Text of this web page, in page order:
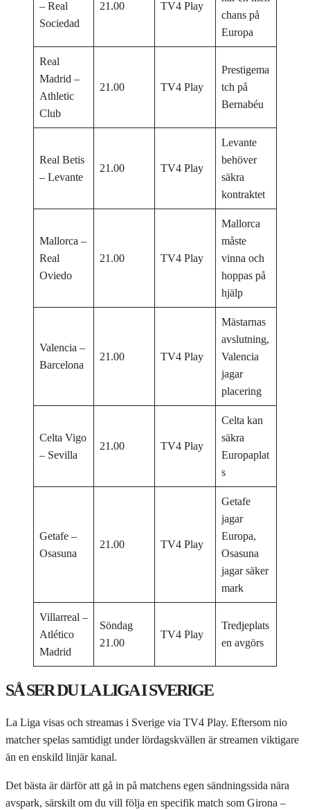
– Real
Sociedad
21.00 TV4 Play
chans på
Europa
Real
Madrid –
Athletic
Club
21.00 TV4 Play
Prestigema
tch på
Bernabéu
Real Betis
– Levante
21.00 TV4 Play
Levante
behöver
säkra
kontraktet
Mallorca –
Real
Oviedo
21.00 TV4 Play
Mallorca
måste
vinna och
hoppas på
hjälp
Valencia –
Barcelona
21.00 TV4 Play
Mästarnas
avslutning,
Valencia
jagar
placering
Celta Vigo
– Sevilla
21.00 TV4 Play
Celta kan
säkra
Europaplat
s
Getafe –
Osasuna
21.00 TV4 Play
Getafe
jagar
Europa,
Osasuna
jagar säker
mark
Villarreal –
Atlético
Madrid
Söndag
21.00
TV4 Play
Tredjeplats
en avgörs
SÅ SER DU LA LIGA I SVERIGE
La Liga visas och streamas i Sverige via TV4 Play. Eftersom nio
matcher spelas samtidigt under lördagskvällen är streamen viktigare
än en enskild linjär kanal.
Det bästa är därför att gå in på matchens egen sändningssida nära
avspark, särskilt om du vill följa en specifik match som Girona –